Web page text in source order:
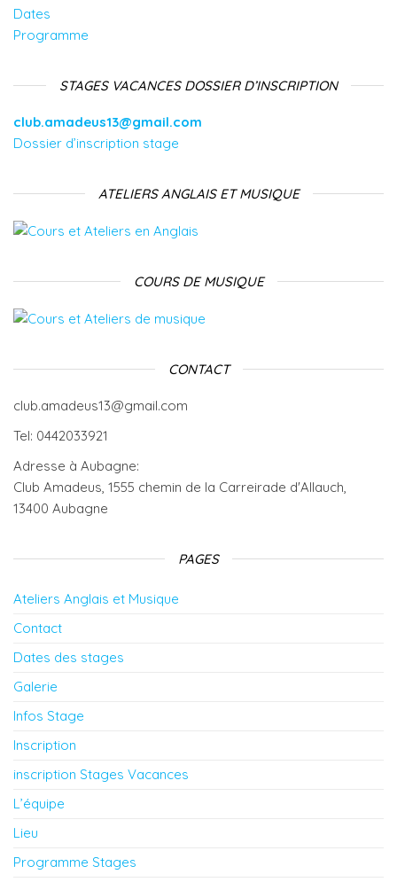
Dates
Programme
STAGES VACANCES DOSSIER D’INSCRIPTION
club.amadeus13@gmail.com
Dossier d’inscription stage
ATELIERS ANGLAIS ET MUSIQUE
COURS DE MUSIQUE
CONTACT
club.amadeus13@gmail.com
Tel: 0442033921
Adresse à Aubagne:
Club Amadeus, 1555 chemin de la Carreirade d'Allauch,
13400 Aubagne
PAGES
Ateliers Anglais et Musique
Contact
Dates des stages
Galerie
Infos Stage
Inscription
inscription Stages Vacances
L’équipe
Lieu
Programme Stages